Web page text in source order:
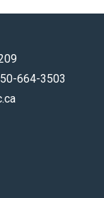
208-209
664-3503